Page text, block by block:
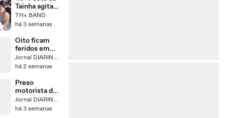
influenciadora
digital.
Influencers se
manifestam e
tomam lados:
Tainha agita
Bertioga até
agosto
TH+ BAND
há 3 semanas
Oito ficam
feridos em
confusão
entre
Central
Jornal DIARINHO
há 2 semanas
Preso
motorista de
van escolar
acusado de
Jornal DIARINHO
há 3 semanas